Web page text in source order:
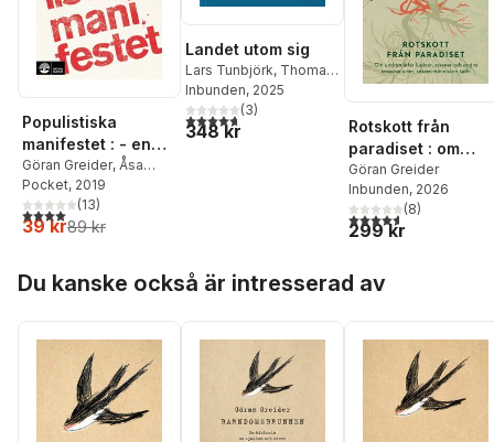
Populistiska
manifestet : - en
bok om populism
Göran Greider, Åsa
Linderborg
Pocket, 2019
4,0utav 5 stjärnor. Totalt antal röster:
(13)
39 kr89 kr
Landet utom sig
Lars Tunbjörk, Thomas
Tidholm,Göran Greider
Lena Kvist
Inbunden, 2025
4,7utav 5 stjärnor. Totalt antal röster:
(3)
348 kr
Rotskott från
paradiset : om
undran inför
lupiner, syrener
och andra
arter, såsom
Göran Greider
Inbunden, 2026
4,6utav 5 stjärnor.
(8)
299 kr
Du kanske också är intresserad av